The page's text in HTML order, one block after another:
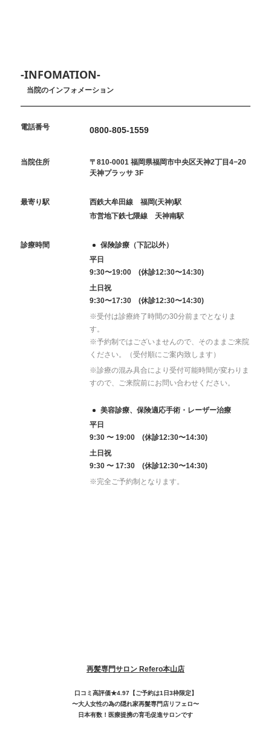
-INFOMATION-
当院のインフォメーション
電話番号 0800-805-1559
当院住所
〒810-0001 福岡県福岡市中央区天神2丁目4−20
天神プラッサ 3F
最寄り駅
西鉄大牟田線 福岡(天神)駅
市営地下鉄七隈線 天神南駅
診療時間
保険診療（下記以外）
平日
9:30〜19:00 (休診12:30〜14:30)
土日祝
9:30〜17:30 (休診12:30〜14:30)
※受付は診療終了時間の30分前までとなりま
す。
※予約制ではございませんので、そのままご来院
ください。（受付順にご案内致します）
※診療の混み具合により受付可能時間が変わりま
すので、ご来院前にお問い合わせください。
美容診療、保険適応手術・レーザー治療
平日
9:30 〜 19:00 (休診12:30〜14:30)
土日祝
9:30 〜 17:30 (休診12:30〜14:30)
※完全ご予約制となります。
再髪専門サロン Refero本山店
口コミ高評価★4.97【ご予約は1日3枠限定】
〜大人女性の為の隠れ家再髮専門店リフェロ〜
日本有数！医療提携の育毛促進サロンです